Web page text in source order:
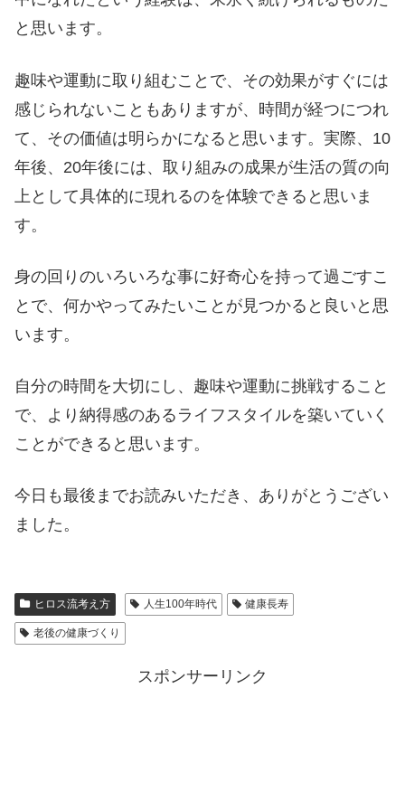
と思います。
趣味や運動に取り組むことで、その効果がすぐには
感じられないこともありますが、時間が経つにつれ
て、その価値は明らかになると思います。実際、10
年後、20年後には、取り組みの成果が生活の質の向
上として具体的に現れるのを体験できると思いま
す。
身の回りのいろいろな事に好奇心を持って過ごすこ
とで、何かやってみたいことが見つかると良いと思
います。
自分の時間を大切にし、趣味や運動に挑戦すること
で、より納得感のあるライフスタイルを築いていく
ことができると思います。
今日も最後までお読みいただき、ありがとうござい
ました。
ヒロス流考え方 人生100年時代 健康長寿
老後の健康づくり
スポンサーリンク